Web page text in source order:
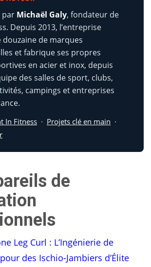
par Michaël Galy, fondateur de
Depuis 2013, l’entreprise
de marques
et fabrique ses propres
en acier et inox, depuis
des salles de sport, clubs,
campings et entreprises
In Fitness · Projets clé en main ·
de
Leg Curl : L’Ingénierie de
des Ischio-Jambiers d’Élite